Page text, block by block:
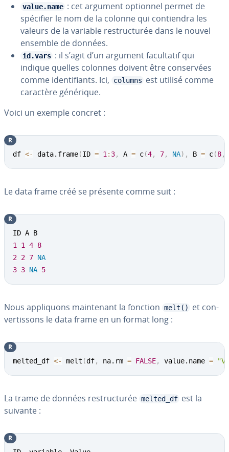
value.name : cet argument optionnel permet de
spécifier le nom de la colonne qui con­tien­dra les
valeurs de la variable res­truc­tu­rée dans le nouvel
ensemble de données.
id.vars : il s’agit d’un argument fa­cul­ta­tif qui
indique quelles colonnes doivent être con­ser­vées
comme iden­ti­fiants. Ici,
columns est utilisé comme
caractère générique.
Voici un exemple concret :
df <- data.frame(ID = 1 : 3, A = c(4, 7, NA) , B = c(8,
R
Le data frame créé se présente comme suit :
1
1 4 8
2 2 7 NA
3 3 NA 5
R
Nous ap­pli­quons main­te­nant la fonction melt()
et con­
ver­tis­sons le data frame en un format long :
melted_df <- melt (df, na.rm = FALSE, value.name =
R
La trame de données res­truc­tu­rée melted_df est la
suivante :
R